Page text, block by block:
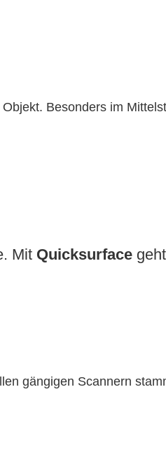
Besonders im
Mit Quicksurface
gängigen Scannern